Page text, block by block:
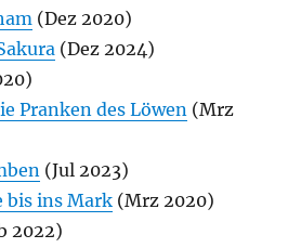
(Dez 2020)
(Dez 2024)
Pranken des Löwen (Mrz
(Jul 2023)
bis ins Mark (Mrz 2020)
2022)